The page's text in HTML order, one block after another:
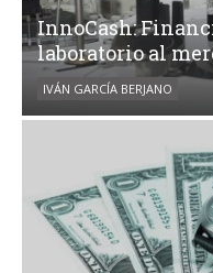
InnoCash:
laboratorio al
IVÁN GARCÍA BERJANO